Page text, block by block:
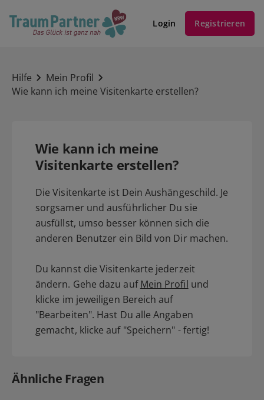
Login Registrieren
Hilfe
Mein Profil
Wie kann ich meine Visitenkarte erstellen?
Wie kann ich meine
Visitenkarte erstellen?
Die Visitenkarte ist Dein Aushängeschild. Je
sorgsamer und ausführlicher Du sie
ausfüllst, umso besser können sich die
anderen Benutzer ein Bild von Dir machen.
Du kannst die Visitenkarte jederzeit
ändern. Gehe dazu aufMein Profil und
klicke im jeweiligen Bereich auf
"Bearbeiten". Hast Du alle Angaben
gemacht, klicke auf "Speichern" - fertig!
Ähnliche Fragen